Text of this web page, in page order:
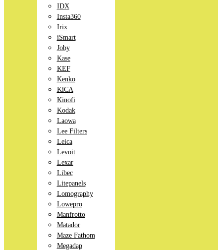
IDX
Insta360
Irix
iSmart
Joby
Kase
KEF
Kenko
KiCA
Kinofi
Kodak
Laowa
Lee Filters
Leica
Levoit
Lexar
Libec
Litepanels
Lomography
Lowepro
Manfrotto
Matador
Maze Fathom
Megadap